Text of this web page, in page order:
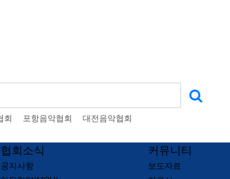
회 포항음악협회 대전음악협회
협회소식
공지사항
커뮤니티
보도자료